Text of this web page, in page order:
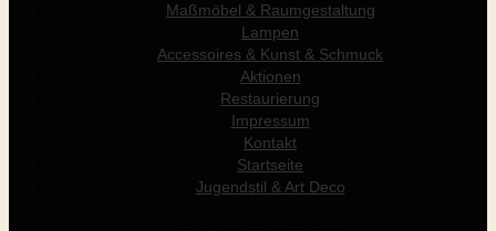
Maßmöbel & Raumgestaltung
Lampen
Accessoires & Kunst & Schmuck
Aktionen
Restaurierung
Impressum
Kontakt
Startseite
Jugendstil & Art Deco